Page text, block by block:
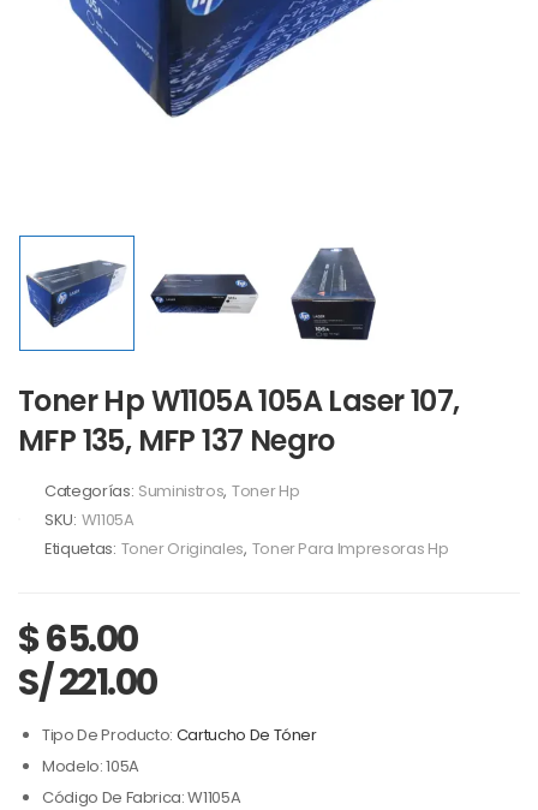
Toner Hp W1105A 105A Laser 107,
MFP 135, MFP 137 Negro
Categorías: Suministros, Toner Hp
SKU: W1105A
Etiquetas: Toner Originales, Toner Para Impresoras Hp
$65.00
S/ 221.00
Tipo De Producto: Cartucho De Tóner
Modelo: 105A
Código De Fabrica: W1105A